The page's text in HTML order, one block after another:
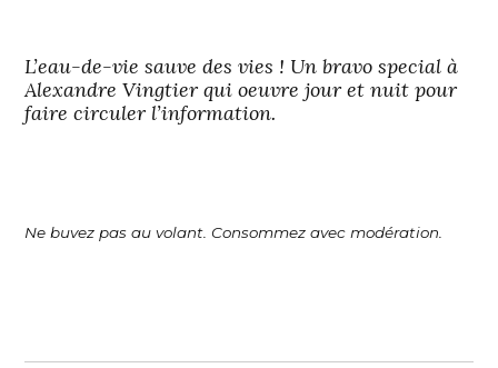
L’eau-de-vie sauve des vies ! Un bravo special à
Alexandre Vingtier qui oeuvre jour et nuit pour
faire circuler l’information.
Ne buvez pas au volant. Consommez avec modération.